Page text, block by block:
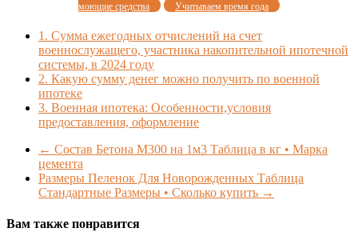
моющие средства
Учитываем время года
1. Сумма ежегодных отчислений на счет
военнослужащего, участника накопительной ипотечной
системы, в 2024 году
2. Какую сумму денег можно получить по военной
ипотеке
3. Военная ипотека: Особенности,условия
предоставления, оформление
← Состав Бетона М300 на 1м3 Таблица в кг • Марка
цемента
Размеры Пеленок Для Новорожденных Таблица
Стандартные Размеры • Сколько купить →
Вам также понравится